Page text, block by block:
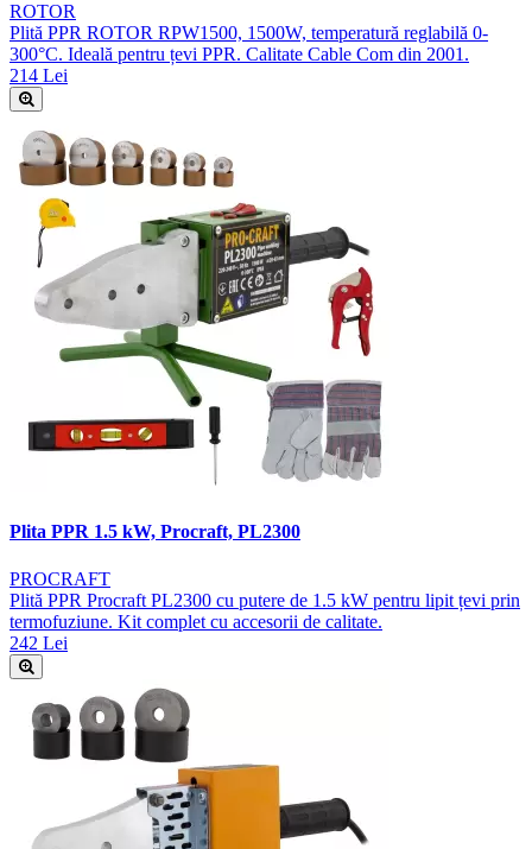
ROTOR
Plită PPR ROTOR RPW1500, 1500W, temperatură reglabilă 0-
300°C. Ideală pentru țevi PPR. Calitate Cable Com din 2001.
214 Lei
Plita PPR 1.5 kW, Procraft, PL2300
PROCRAFT
Plită PPR Procraft PL2300 cu putere de 1.5 kW pentru lipit țevi prin
termofuziune. Kit complet cu accesorii de calitate.
242 Lei